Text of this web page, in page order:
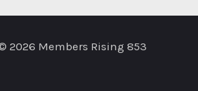
2026 Members Rising 853